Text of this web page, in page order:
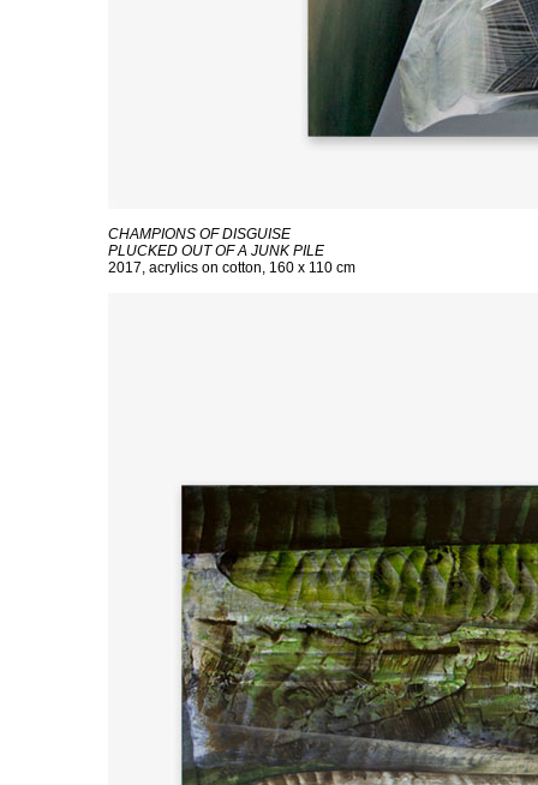
CHAMPIONS OF DISGUISE
PLUCKED OUT OF A JUNK PILE
2017, acrylics on cotton, 160 x 110 cm